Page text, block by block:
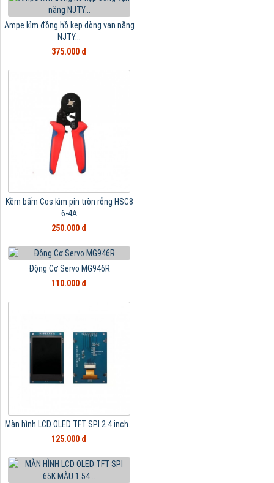
Ampe kìm đồng hồ kẹp dòng vạn năng
NJTY...
375.000 đ
Kềm bấm Cos kìm pin tròn rỗng HSC8
6-4A
250.000 đ
Động Cơ Servo MG946R
110.000 đ
Màn hình LCD OLED TFT SPI 2.4 inch...
125.000 đ